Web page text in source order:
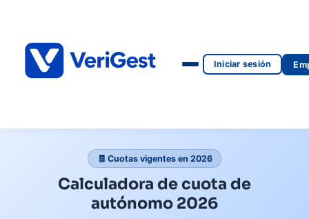
Iniciar sesión
🧾 Cuotas vigentes en 2026
Calculadora de cuota de
autónomo 2026